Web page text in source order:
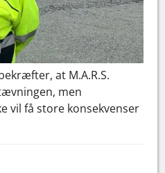
at M.A.R.S.
men
vil få store konsekvenser